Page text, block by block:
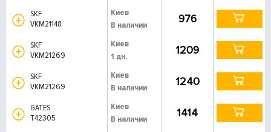
SKF
VKM21148
Киев
В наличии
976
SKF
VKM21269
Киев
1 дн.
1209
SKF
VKM21269
Киев
В наличии
1240
GATES
T42305
Киев
В наличии
1414